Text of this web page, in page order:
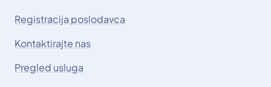
Registracija poslodavca
Kontaktirajte nas
Pregled usluga